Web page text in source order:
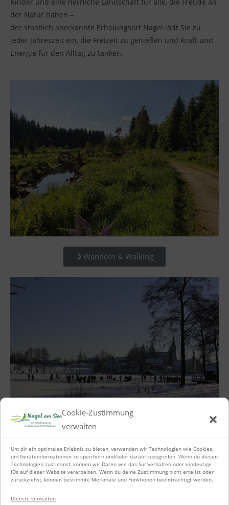
Cookie-Zustimmung
verwalten
Um dir ein optimales Erlebnis zu bieten, verwenden wir Technologien wie Cookies,
um Geräteinformationen zu speichern und/oder darauf zuzugreifen. Wenn du diesen
Technologien zustimmst, können wir Daten wie das Surfverhalten oder eindeutige
IDs auf dieser Website verarbeiten. Wenn du deine Zustimmung nicht erteilst oder
zurückziehst, können bestimmte Merkmale und Funktionen beeinträchtigt werden.
Dienste verwalten
Kinder und eine herrliche Landschaft für alle, die Freude an
der Natur haben –
der staatlich anerkannte Erholungsort Nagel lädt Sie zu
jeder Jahreszeit ein, die Freizeit zu genießen und Kraft und
Energie für den Alltag zu tanken.
Wandern & Walking
Wintersport